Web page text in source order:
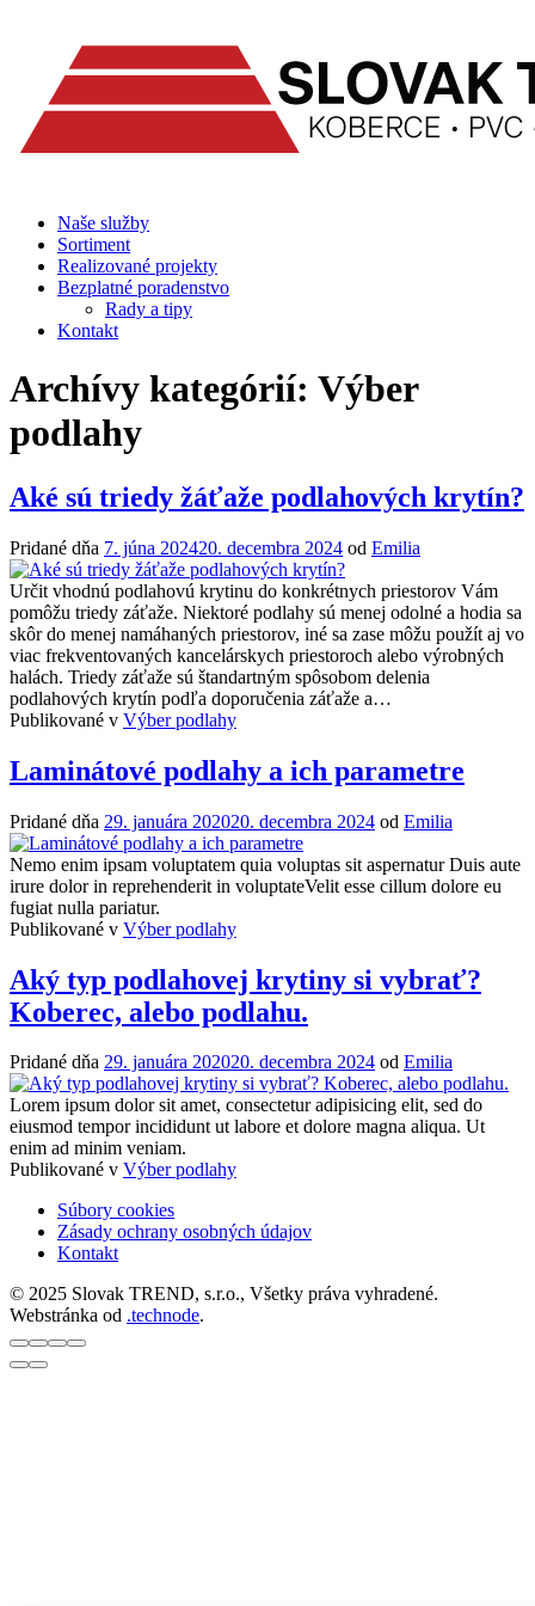
Naše služby
Sortiment
Realizované projekty
Bezplatné poradenstvo
Rady a tipy
Kontakt
Archívy kategórií: Výber
podlahy
Aké sú triedy žáťaže podlahových krytín?
Pridané dňa 7. júna 202420. decembra 2024 od Emilia
Určit vhodnú podlahovú krytinu do konkrétnych priestorov Vám
pomôžu triedy záťaže. Niektoré podlahy sú menej odolné a hodia sa
skôr do menej namáhaných priestorov, iné sa zase môžu použít aj vo
viac frekventovaných kancelárskych priestoroch alebo výrobných
halách. Triedy záťaže sú štandartným spôsobom delenia
podlahových krytín podľa doporučenia záťaže a…
Publikované v Výber podlahy
Laminátové podlahy a ich parametre
Pridané dňa 29. januára 202020. decembra 2024 od Emilia
Nemo enim ipsam voluptatem quia voluptas sit aspernatur Duis aute
irure dolor in reprehenderit in voluptateVelit esse cillum dolore eu
fugiat nulla pariatur.
Publikované v Výber podlahy
Aký typ podlahovej krytiny si vybrať?
Koberec, alebo podlahu.
Pridané dňa 29. januára 202020. decembra 2024 od Emilia
Lorem ipsum dolor sit amet, consectetur adipisicing elit, sed do
eiusmod tempor incididunt ut labore et dolore magna aliqua. Ut
enim ad minim veniam.
Publikované v Výber podlahy
Navigácia
príspevkoch
Súbory cookies
Zásady ochrany osobných údajov
Kontakt
© 2025 Slovak TREND, s.r.o., Všetky práva vyhradené.
Webstránka od .technode.